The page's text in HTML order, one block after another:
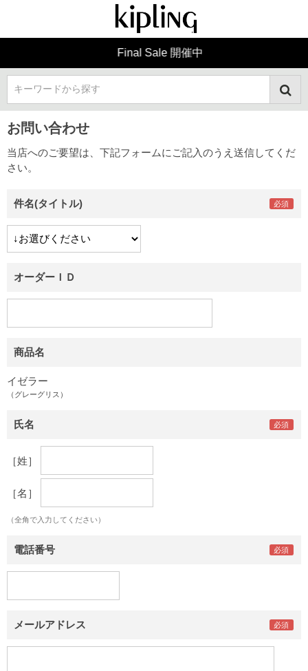
Final Sale 開催中
キーワードから探す
お問い合わせ
当店へのご要望は、下記フォームにご記入のうえ送信してくだ
さい。
件名(タイトル)
オーダーＩＤ
商品名
イゼラー
（グレーグリス）
氏名
［姓］
［名］
（全角で入力してください）
電話番号
メールアドレス